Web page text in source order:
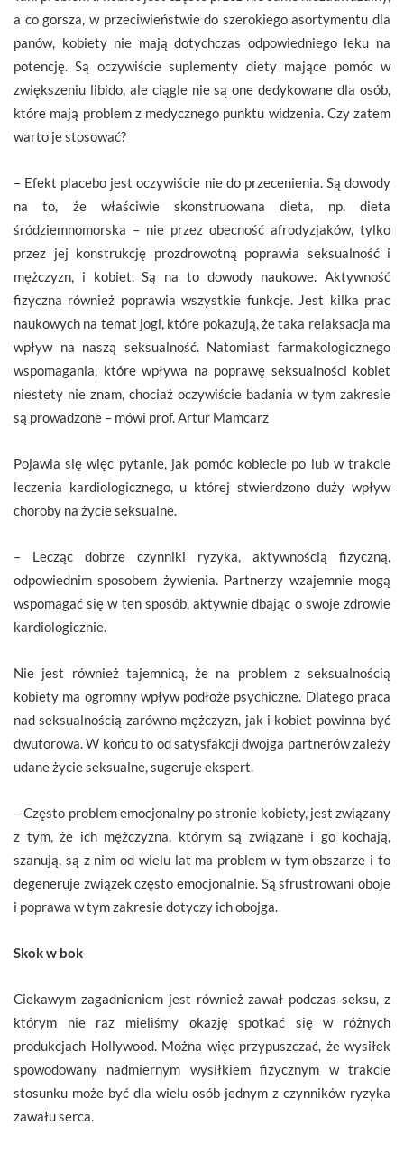
a co gorsza, w przeciwieństwie do szerokiego asortymentu dla
panów, kobiety nie mają dotychczas odpowiedniego leku na
potencję. Są oczywiście suplementy diety mające pomóc w
zwiększeniu libido, ale ciągle nie są one dedykowane dla osób,
które mają problem z medycznego punktu widzenia. Czy zatem
warto je stosować?
– Efekt placebo jest oczywiście nie do przecenienia. Są dowody
na to, że właściwie skonstruowana dieta, np. dieta
śródziemnomorska – nie przez obecność afrodyzjaków, tylko
przez jej konstrukcję prozdrowotną poprawia seksualność i
mężczyzn, i kobiet. Są na to dowody naukowe. Aktywność
fizyczna również poprawia wszystkie funkcje. Jest kilka prac
naukowych na temat jogi, które pokazują, że taka relaksacja ma
wpływ na naszą seksualność. Natomiast farmakologicznego
wspomagania, które wpływa na poprawę seksualności kobiet
niestety nie znam, chociaż oczywiście badania w tym zakresie
są prowadzone – mówi prof. Artur Mamcarz
Pojawia się więc pytanie, jak pomóc kobiecie po lub w trakcie
leczenia kardiologicznego, u której stwierdzono duży wpływ
choroby na życie seksualne.
– Lecząc dobrze czynniki ryzyka, aktywnością fizyczną,
odpowiednim sposobem żywienia. Partnerzy wzajemnie mogą
wspomagać się w ten sposób, aktywnie dbając o swoje zdrowie
kardiologicznie.
Nie jest również tajemnicą, że na problem z seksualnością
kobiety ma ogromny wpływ podłoże psychiczne. Dlatego praca
nad seksualnością zarówno mężczyzn, jak i kobiet powinna być
dwutorowa. W końcu to od satysfakcji dwojga partnerów zależy
udane życie seksualne, sugeruje ekspert.
– Często problem emocjonalny po stronie kobiety, jest związany
z tym, że ich mężczyzna, którym są związane i go kochają,
szanują, są z nim od wielu lat ma problem w tym obszarze i to
degeneruje związek często emocjonalnie. Są sfrustrowani oboje
i poprawa w tym zakresie dotyczy ich obojga.
Skok w bok
Ciekawym zagadnieniem jest również zawał podczas seksu, z
którym nie raz mieliśmy okazję spotkać się w różnych
produkcjach Hollywood. Można więc przypuszczać, że wysiłek
spowodowany nadmiernym wysiłkiem fizycznym w trakcie
stosunku może być dla wielu osób jednym z czynników ryzyka
zawału serca.